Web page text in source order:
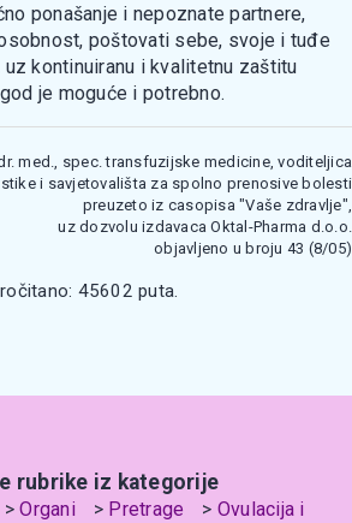
ponašanje i nepoznate partnere,
poštovati sebe, svoje i tuđe
kontinuiranu i kvalitetnu zaštitu
je moguće i potrebno.
med., spec. transfuzijske medicine, voditeljica
i savjetovališta za spolno prenosive bolesti
preuzeto iz casopisa "Vaše zdravlje",
uz dozvolu izdavaca Oktal-Pharma d.o.o.
objavljeno u broju 43 (8/05)
45602 puta.
rubrike iz kategorije
Organi Pretrage
Ovulacija i